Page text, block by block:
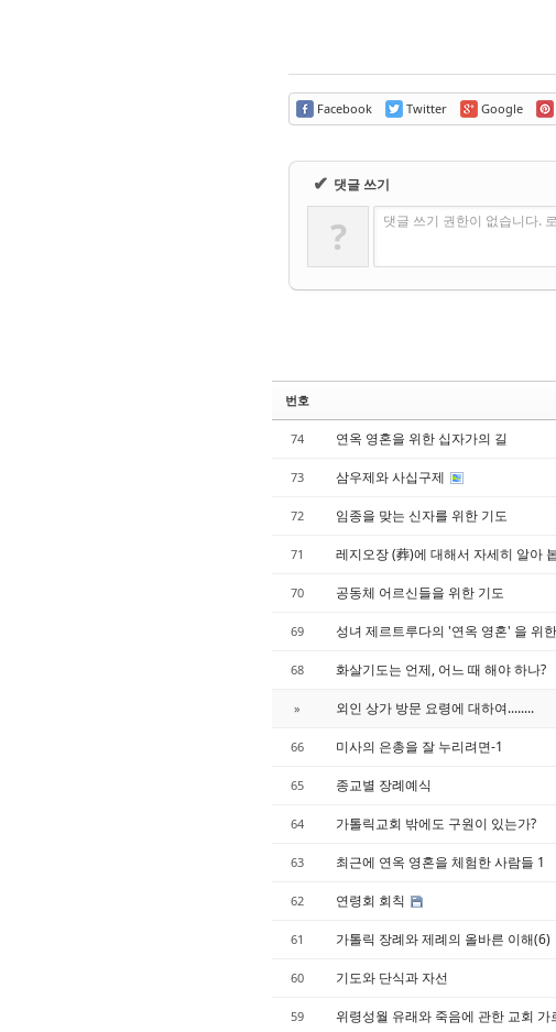
Facebook Twitter Google
✔ 댓글 쓰기
? 댓글 쓰기 권한이 없습니다.
번호
74 연옥 영혼을 위한 십자가의 길
73 삼우제와 사십구제
72 임종을 맞는 신자를 위한 기도
71 레지오장 (葬)에 대해서 자세히 알아
70 공동체 어르신들을 위한 기도
69 성녀 제르트루다의 '연옥 영혼' 을 위
68 화살기도는 언제, 어느 때 해야 하나?
» 외인 상가 방문 요령에 대하여........
66 미사의 은총을 잘 누리려면-1
65 종교별 장례예식
64 가톨릭교회 밖에도 구원이 있는가?
63 최근에 연옥 영혼을 체험한 사람들 1
62 연령회 회칙
61 가톨릭 장례와 제례의 올바른 이해(6)
60 기도와 단식과 자선
59 위령성월 유래와 죽음에 관한 교회 가